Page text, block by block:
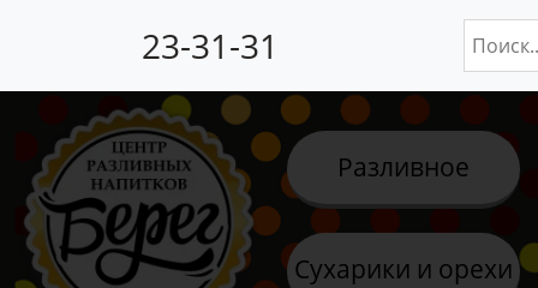
23-31-31
Разливное
Сухарики и орехи